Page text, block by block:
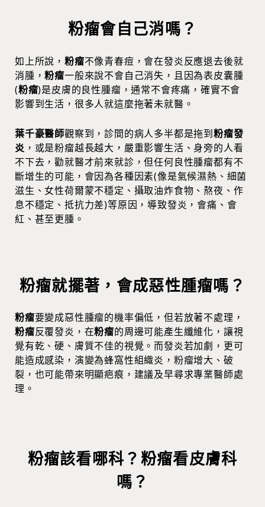
粉瘤會自己消嗎？
如上所說， 粉瘤不像青春痘，會在發炎反應退去後就
消腫，粉瘤一般來說不會自己消失，且因為表皮囊腫
(粉瘤)是皮膚的良性腫瘤，通常不會疼痛，確實不會
影響到生活，很多人就這麼拖著未就醫。
葉千豪醫師觀察到，診間的病人多半都是拖到粉瘤發
炎 ，或是粉瘤越長越大，嚴重影響生活、身旁的人看
不下去，勸就醫才前來就診，但任何良性腫瘤都有不
斷增生的可能，會因為各種因素(像是氣候濕熱、細菌
滋生、女性荷爾蒙不穩定、攝取油炸食物、熬夜、作
息不穩定、抵抗力差)等原因，導致發炎，會痛、會
紅、甚至更腫。
粉瘤就擺著，會成惡性腫瘤嗎？
粉瘤要變成惡性腫瘤的機率偏低，但若放著不處理，
粉瘤反覆發炎，在粉瘤的周邊可能產生纖維化，讓視
覺有乾、硬、膚質不佳的視覺。而發炎若加劇，更可
能造成感染，演變為蜂窩性組織炎，粉瘤增大、破
裂，也可能帶來明顯疤痕，建議及早尋求專業醫師處
理。
粉瘤該看哪科？粉瘤看皮膚科
嗎？